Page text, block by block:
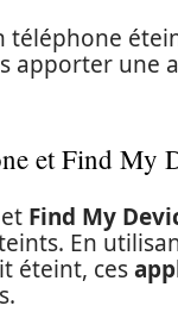
téléphone
apporter une
et Find My
et Find My
En
éteint, ces